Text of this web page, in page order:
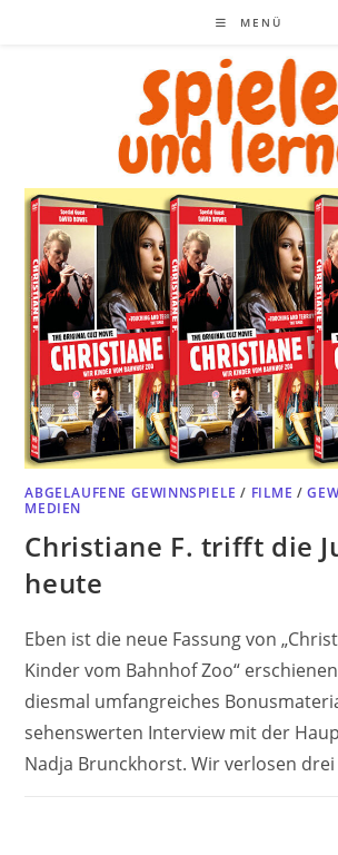
MENÜ
ABGELAUFENE GEWINNSPIELE / FILME /
MEDIEN
Christiane F. trifft die
heute
Eben ist die neue Fassung von
Kinder vom Bahnhof Zoo“
diesmal umfangreiches
sehenswerten Interview mit der
Nadja Brunckhorst. Wir verlosen drei